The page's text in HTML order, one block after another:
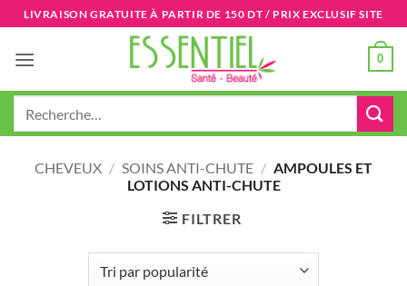
Passer
au
contenu
LIVRAISON GRATUITE À PARTIR DE 150 DT / PRIX EXCLUSIF SITE
0
CHEVEUX / SOINS ANTI-CHUTE / AMPOULES ET
LOTIONS ANTI-CHUTE
FILTRER